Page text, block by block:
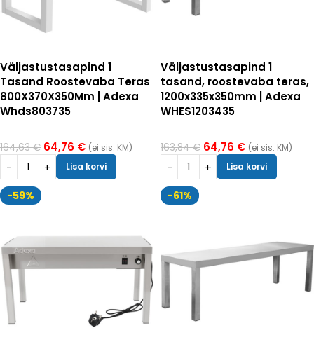
Väljastustasapind 1
Tasand Roostevaba Teras
800X370X350Mm | Adexa
Whds803735
164,63€ 64,76 € (ei sis. KM)
Lisa korvi
Väljastustasapind 1
tasand, roostevaba teras,
1200x335x350mm | Adexa
WHES1203435
163,84€ 64,76 € (ei sis. KM)
Lisa korvi
-59% -61%